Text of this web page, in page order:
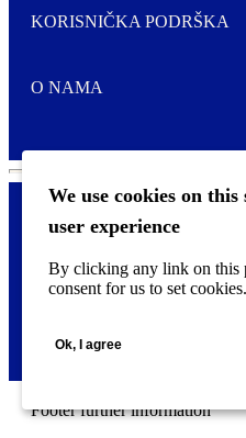
We use cookies on
user experience
By clicking any link on this
consent for us to set cookies.
Ok, I agree
KORISNIČKA PODRŠKA
O NAMA
Pravne i
Footer further information